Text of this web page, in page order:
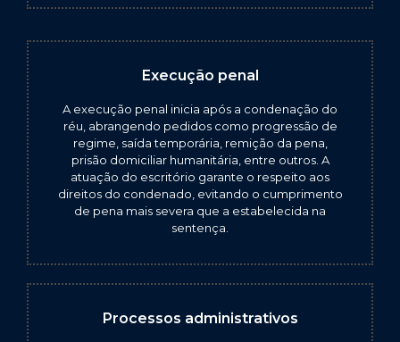
Execução penal
A execução penal inicia após a condenação do
réu, abrangendo pedidos como progressão de
regime, saída temporária, remição da pena,
prisão domiciliar humanitária, entre outros. A
atuação do escritório garante o respeito aos
direitos do condenado, evitando o cumprimento
de pena mais severa que a estabelecida na
sentença.
Processos administrativos